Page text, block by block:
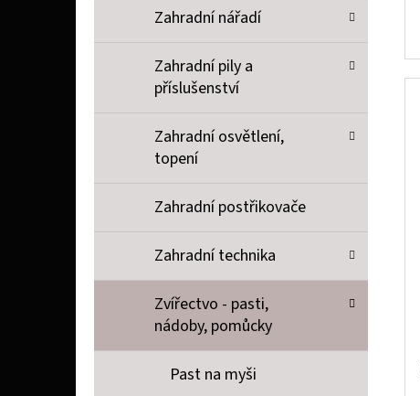
Zahradní nářadí
Zahradní pily a
příslušenství
Zahradní osvětlení,
topení
Zahradní postřikovače
Zahradní technika
Zvířectvo - pasti,
nádoby, pomůcky
Past na myši